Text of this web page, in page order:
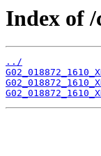
Index of /
../